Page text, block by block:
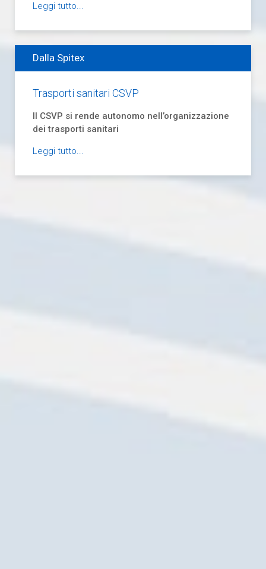
Leggi tutto...
Dalla Spitex
Trasporti sanitari CSVP
Il CSVP si rende autonomo nell’organizzazione
dei trasporti sanitari
Leggi tutto...